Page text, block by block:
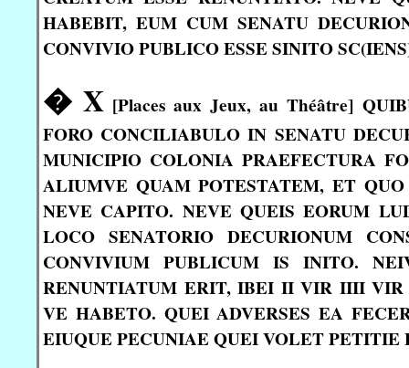
HABEBIT, EUM CUM SENATU
CONVIVIO PUBLICO ESSE SINITO
� X [Places aux Jeux, au Théâtre]
FORO CONCILIABULO IN SENATU
MUNICIPIO COLONIA PRAEFECTURA
ALIUMVE QUAM POTESTATEM, ET
NEVE CAPITO. NEVE QUEIS EORUM
LOCO SENATORIO DECURIONUM
CONVIVIUM PUBLICUM IS INITO.
RENUNTIATUM ERIT, IBEI II VIR IIII VIR
VE HABETO. QUEI ADVERSES EA
EIUQUE PECUNIAE QUEI VOLET PETITIE